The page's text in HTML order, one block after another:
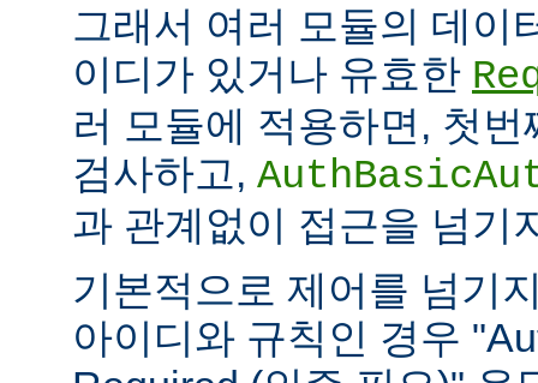
그래서 여러 모듈의 데이
이디가 있거나 유효한
러 모듈에 적용하면, 첫
검사하고,
과 관계없이 접근을 넘기
기본적으로 제어를 넘기
아이디와 규칙인 경우